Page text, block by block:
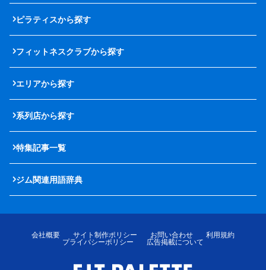
ピラティスから探す
フィットネスクラブから探す
エリアから探す
系列店から探す
特集記事一覧
ジム関連用語辞典
会社概要 サイト制作ポリシー お問い合わせ
利用規約
プライバシーポリシー
広告掲載について